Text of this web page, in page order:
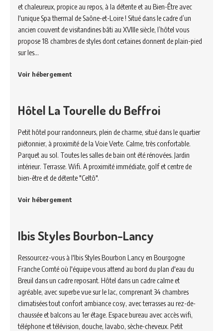
et chaleureux, propice au repos, à la détente et au Bien-Être avec
l'unique Spa thermal de Saône-et-Loire ! Situé dans le cadre d’un
ancien couvent de visitandines bâti au XVIIIe siècle, l’hôtel vous
propose 18 chambres de styles dont certaines donnent de plain-pied
sur les…
Voir hébergement
Hôtel La Tourelle du Beffroi
Petit hôtel pour randonneurs, plein de charme, situé dans le quartier
piétonnier, à proximité de la Voie Verte. Calme, très confortable.
Parquet au sol. Toutes les salles de bain ont été rénovées. Jardin
intérieur. Terrasse. Wifi. A proximité immédiate, golf et centre de
bien-être et de détente "Celtô".
Voir hébergement
Ibis Styles Bourbon-Lancy
Ressourcez-vous à l'Ibis Styles Bourbon Lancy en Bourgogne
Franche Comté où l'équipe vous attend au bord du plan d'eau du
Breuil dans un cadre reposant. Hôtel dans un cadre calme et
agréable, avec superbe vue sur le lac, comprenant 34 chambres
climatisées tout confort ambiance cosy, avec terrasses au rez-de-
chaussée et balcons au 1er étage. Espace bureau avec accès wifi,
téléphone et télévision, douche, lavabo, sèche-cheveux. Petit